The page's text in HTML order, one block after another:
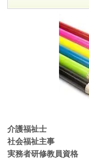
介護福祉士
社会福祉主事
実務者研修教員資格